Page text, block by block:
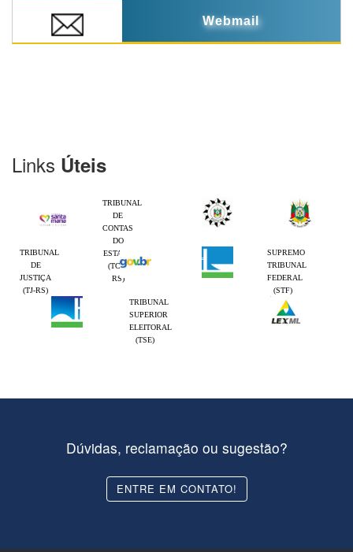
Webmail
Links Úteis
TRIBUNAL
DE
CONTAS
DO
ESTADO
(TCE-
RS)
TRIBUNAL
DE
JUSTIÇA
(TJ-RS)
SUPREMO
TRIBUNAL
FEDERAL
(STF)
TRIBUNAL
SUPERIOR
ELEITORAL
(TSE)
Dúvidas, reclamação ou sugestão?
ENTRE EM CONTATO!